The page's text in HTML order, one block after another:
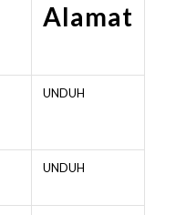
Alamat
UNDUH
UNDUH